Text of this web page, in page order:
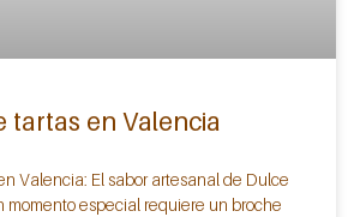
tartas en Valencia
Valencia: El sabor artesanal de Dulce
momento especial requiere un broche